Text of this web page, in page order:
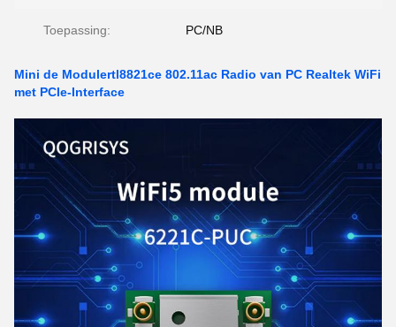
Toepassing: PC/NB
Mini de Modulertl8821ce 802.11ac Radio van PC Realtek WiFi
met PCIe-Interface